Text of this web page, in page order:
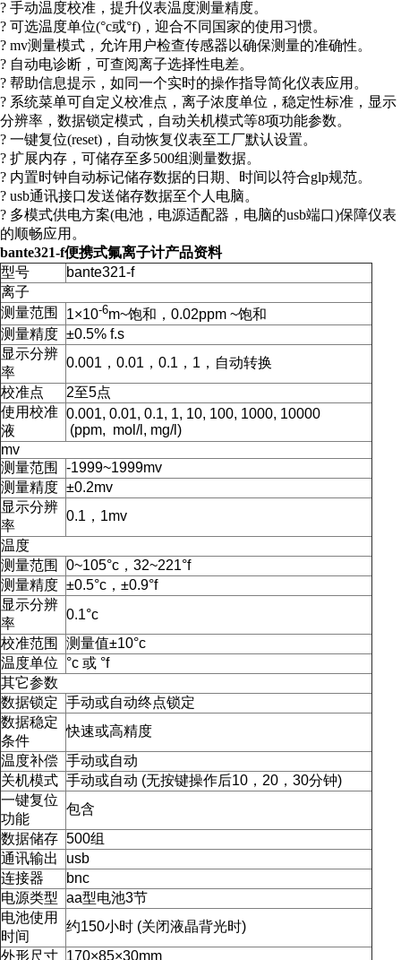
? 手动温度校准，提升仪表温度测量精度。
? 可选温度单位(°c或°f)，迎合不同国家的使用习惯。
? mv测量模式，允许用户检查传感器以确保测量的准确性。
? 自动电诊断，可查阅离子选择性电差。
? 帮助信息提示，如同一个实时的操作指导简化仪表应用。
? 系统菜单可自定义校准点，离子浓度单位，稳定性标准，显示
分辨率，数据锁定模式，自动关机模式等8项功能参数。
? 一键复位(reset)，自动恢复仪表至工厂默认设置。
? 扩展内存，可储存至多500组测量数据。
? 内置时钟自动标记储存数据的日期、时间以符合glp规范。
? usb通讯接口发送储存数据至个人电脑。
? 多模式供电方案(电池，电源适配器，电脑的usb端口)保障仪表
的顺畅应用。
bante321-f便携式氟离子计产品资料
型号
bante321-f
离子
测量范围
1×10-6m~饱和，0.02ppm ~饱和
测量精度 ±0.5% f.s
显示分辨
率
0.001，0.01，0.1，1，自动转换
校准点
2至5点
使用校准
液
0.001, 0.01, 0.1, 1, 10, 100, 1000, 10000
(ppm, mol/l, mg/l)
mv
测量范围
-1999~1999mv
测量精度 ±0.2mv
显示分辨
率
0.1，1mv
温度
测量范围
0~105°c，32~221°f
测量精度 ±0.5°c，±0.9°f
显示分辨
率
0.1°c
校准范围
测量值±10°c
温度单位
°c 或 °f
其它参数
数据锁定 手动或自动终点锁定
数据稳定
条件
快速或高精度
温度补偿 手动或自动
关机模式 手动或自动 (无按键操作后10，20，30分钟)
一键复位
功能
包含
数据储存 500组
通讯输出
usb
连接器
bnc
电源类型 aa型电池3节
电池使用
时间
约150小时 (关闭液晶背光时)
外形尺寸 170×85×30mm